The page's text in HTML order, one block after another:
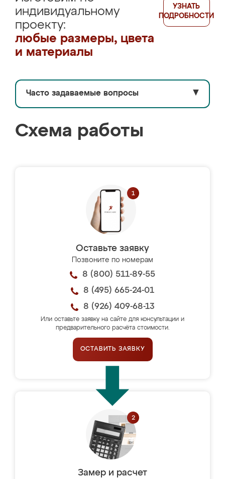
индивидуальному
проекту:
любые размеры, цвета
и материалы
УЗНАТЬ
ПОДРОБНОСТИ
Часто задаваемые вопросы ▼
Схема работы
Оставьте заявку
Позвоните по номерам
8 (800) 511-89-55
8 (495) 665-24-01
8 (926) 409-68-13
Или оставьте заявку на сайте для консультации и
предварительного расчёта стоимости.
ОСТАВИТЬ ЗАЯВКУ
Замер и расчет